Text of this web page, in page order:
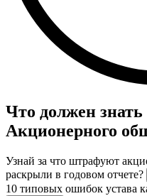
Что должен знать
Акционерного
Узнай за что штрафуют
раскрыли в годовом отчете?
10 типовых ошибок устава